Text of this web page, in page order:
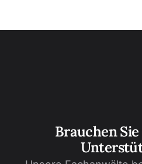
Brauchen